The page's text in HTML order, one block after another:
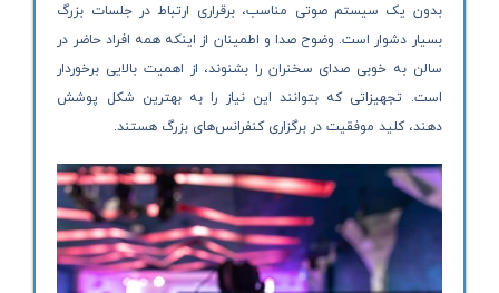
بدون یک سیستم صوتی مناسب، برقراری ارتباط در جلسات بزرگ
بسیار دشوار است. وضوح صدا و اطمینان از اینکه همه افراد حاضر در
سالن به خوبی صدای سخنران را بشنوند، از اهمیت بالایی برخوردار
است. تجهیزاتی که بتوانند این نیاز را به بهترین شکل پوشش
دهند، کلید موفقیت در برگزاری کنفرانس‌های بزرگ هستند.